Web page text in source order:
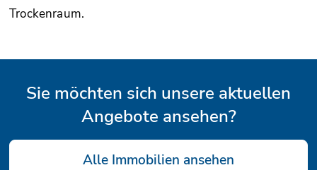
Trockenraum.
Sie möchten sich unsere aktuellen
Angebote ansehen?
Alle Immobilien ansehen